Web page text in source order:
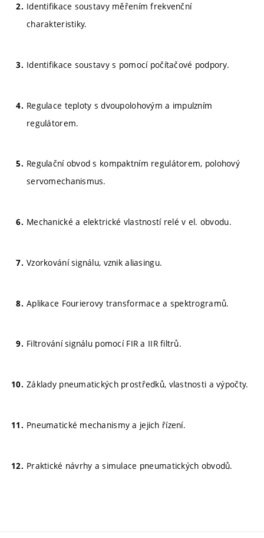
Identifikace soustavy měřením frekvenční
charakteristiky.
Identifikace soustavy s pomocí počítačové podpory.
Regulace teploty s dvoupolohovým a impulzním
regulátorem.
Regulační obvod s kompaktním regulátorem, polohový
servomechanismus.
Mechanické a elektrické vlastností relé v el. obvodu.
Vzorkování signálu, vznik aliasingu.
Aplikace Fourierovy transformace a spektrogramů.
Filtrování signálu pomocí FIR a IIR filtrů.
Základy pneumatických prostředků, vlastnosti a výpočty.
Pneumatické mechanismy a jejich řízení.
Praktické návrhy a simulace pneumatických obvodů.